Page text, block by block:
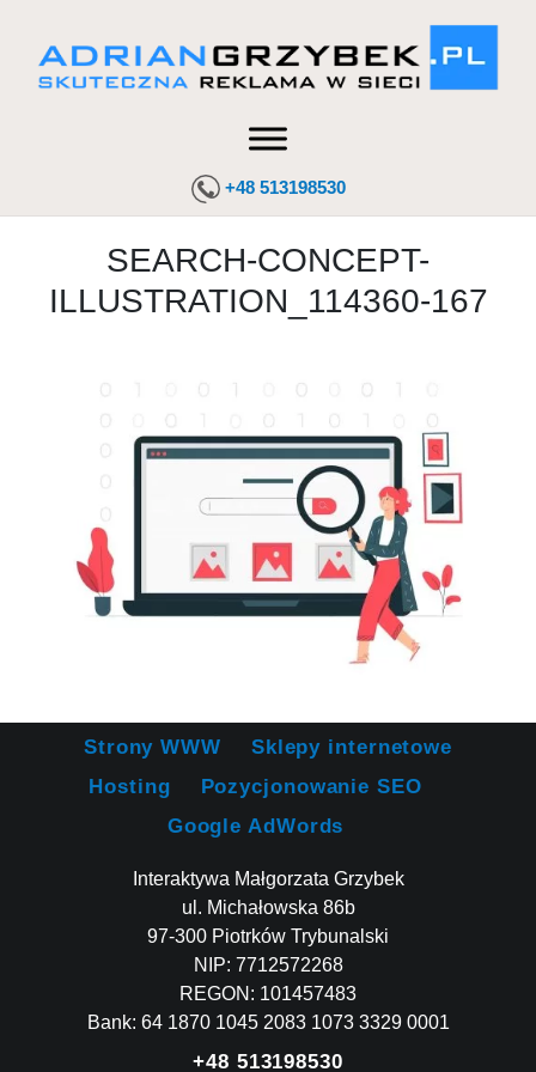
+48 513198530
SEARCH-CONCEPT-
ILLUSTRATION_114360-167
Strony WWW
Sklepy internetowe
Hosting
Pozycjonowanie SEO
Google AdWords
Interaktywa Małgorzata Grzybek
ul. Michałowska 86b
97-300 Piotrków Trybunalski
NIP: 7712572268
REGON: 101457483
Bank: 64 1870 1045 2083 1073 3329 0001
+48 513198530